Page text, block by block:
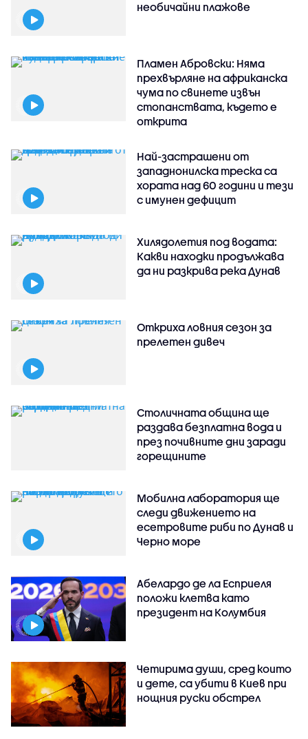
необичайни плажове
Пламен Абровски: Няма
прехвърляне на африканска
чума по свинете извън
стопанствата, където е
открита
Най-застрашени от
западнонилска треска са
хората над 60 години и тези
с имунен дефицит
Хилядолетия под водата:
Какви находки продължава
да ни разкрива река Дунав
Откриха ловния сезон за
прелетен дивеч
Столичната община ще
раздава безплатна вода и
през почивните дни заради
горещините
Мобилна лаборатория ще
следи движението на
есетровите риби по Дунав и
Черно море
Абелардо де ла Есприеля
положи клетва като
президент на Колумбия
Четирима души, сред които
и дете, са убити в Киев при
нощния руски обстрел